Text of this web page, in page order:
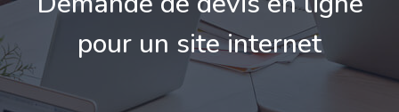
pour un site internet